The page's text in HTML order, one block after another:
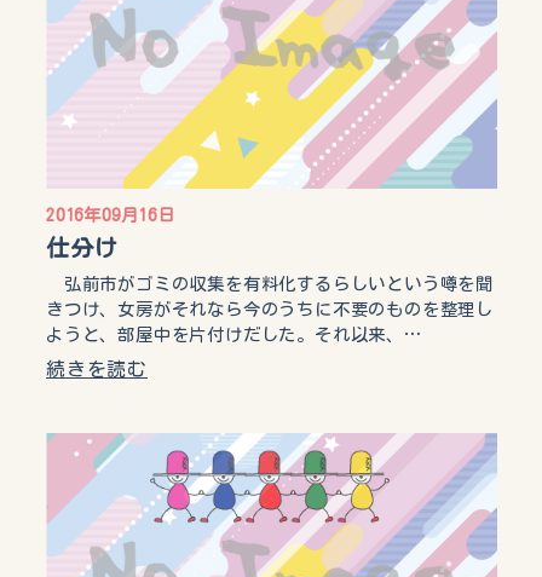
2016年09月16日
仕分け
弘前市がゴミの収集を有料化するらしいという噂を聞
きつけ、女房がそれなら今のうちに不要のものを整理し
ようと、部屋中を片付けだした。それ以来、…
続きを読む